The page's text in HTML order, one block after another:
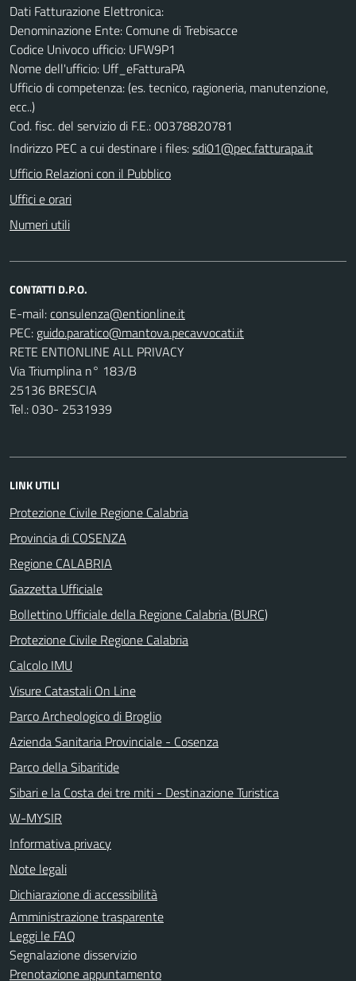
Dati Fatturazione Elettronica:
Denominazione Ente: Comune di Trebisacce
Codice Univoco ufficio: UFW9P1
Nome dell'ufficio: Uff_eFatturaPA
Ufficio di competenza: (es. tecnico, ragioneria, manutenzione,
ecc..)
Cod. fisc. del servizio di F.E.: 00378820781
Indirizzo PEC a cui destinare i files:sdi01@pec.fatturapa.it
Ufficio Relazioni con il Pubblico
Uffici e orari
Numeri utili
CONTATTI D.P.O.
E-mail:
PEC:
RETE ENTIONLINE ALL PRIVACY
Via Triumplina n° 183/B
25136 BRESCIA
Tel.: 030- 2531939
LINK UTILI
Protezione Civile Regione Calabria
Provincia di COSENZA
Regione CALABRIA
Gazzetta Ufficiale
Bollettino Ufficiale della Regione Calabria (BURC)
Protezione Civile Regione Calabria
Calcolo IMU
Visure Catastali On Line
Parco Archeologico di Broglio
Azienda Sanitaria Provinciale - Cosenza
Parco della Sibaritide
Sibari e la Costa dei tre miti - Destinazione Turistica
W-MYSIR
Informativa privacy
Note legali
Dichiarazione di accessibilità
Amministrazione trasparente
Leggi le FAQ
Segnalazione disservizio
Prenotazione appuntamento